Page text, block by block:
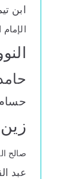
ابن
حسام
صالح
عبد